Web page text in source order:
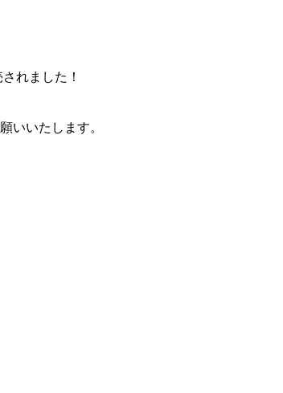
されました！
いいたします。